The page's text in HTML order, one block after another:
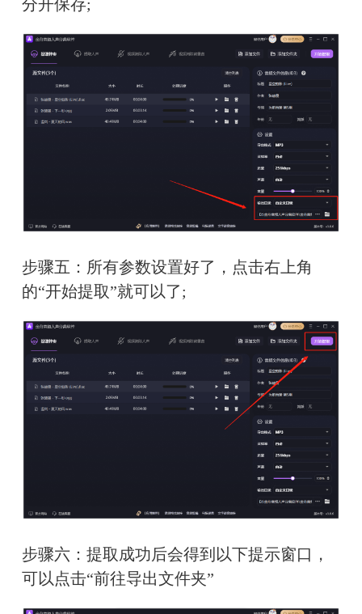
分开保存;
步骤五：所有参数设置好了，点击右上角
的“开始提取”就可以了;
步骤六：提取成功后会得到以下提示窗口，
可以点击“前往导出文件夹”